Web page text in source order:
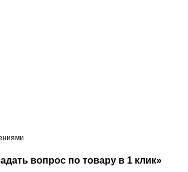
вопрос по товару в 1 клик»